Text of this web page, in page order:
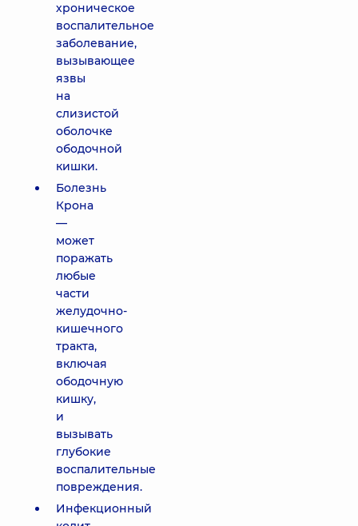
хроническое
воспалительное
заболевание,
вызывающее
язвы
на
слизистой
оболочке
ободочной
кишки.
Болезнь
Крона
—
может
поражать
любые
части
желудочно-
кишечного
тракта,
включая
ободочную
кишку,
и
вызывать
глубокие
воспалительные
повреждения.
Инфекционный